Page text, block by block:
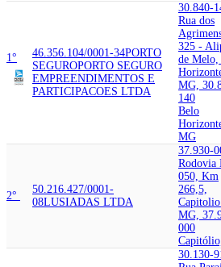
1° 46.356.104/0001-34PORTO
SEGUROPORTO SEGURO
EMPREENDIMENTOS E
PARTICIPACOES LTDA
30.840-
Rua dos
325 -
de Melo,
MG,
140
Belo
MG
2°
50.216.427/0001-
08LUSIADAS LTDA
37.930-
Rodovia
050, Km
266,5,
MG,
000
30.130-